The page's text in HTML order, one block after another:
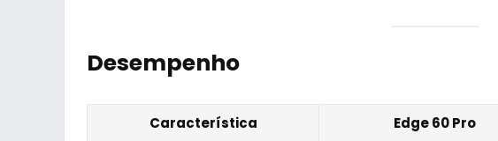
Desempenho
Característica Edge 60 Pro